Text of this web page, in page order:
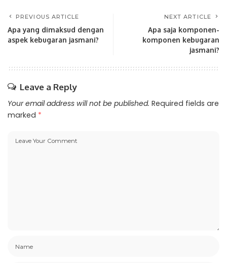
PREVIOUS ARTICLE
Apa yang dimaksud dengan
aspek kebugaran jasmani?
NEXT ARTICLE
Apa saja komponen-
komponen kebugaran
jasmani?
Leave a Reply
Your email address will not be published. Required fields are
marked *